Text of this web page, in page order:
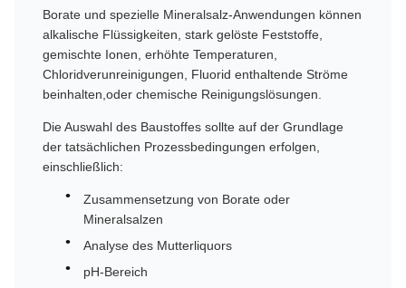
Borate und spezielle Mineralsalz-Anwendungen können
alkalische Flüssigkeiten, stark gelöste Feststoffe,
gemischte Ionen, erhöhte Temperaturen,
Chloridverunreinigungen, Fluorid enthaltende Ströme
beinhalten,oder chemische Reinigungslösungen.
Die Auswahl des Baustoffes sollte auf der Grundlage
der tatsächlichen Prozessbedingungen erfolgen,
einschließlich:
Zusammensetzung von Borate oder
Mineralsalzen
Analyse des Mutterliquors
pH-Bereich